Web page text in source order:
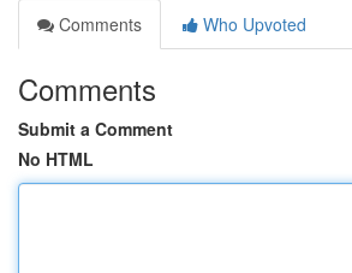
Comments
Who Upvoted
Comments
Submit a Comment
No HTML